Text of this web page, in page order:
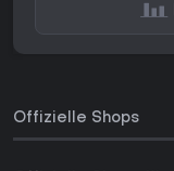
Offizielle Shops